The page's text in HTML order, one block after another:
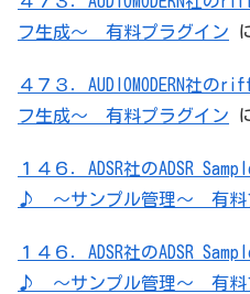
フ生成～ 有料プラグイン
４７３．AUDIOMODERN社
フ生成～ 有料プラグイン
１４６．ADSR社のADSR
♪ ～サンプル管理～ 有料
１４６．ADSR社のADSR
♪ ～サンプル管理～ 有料